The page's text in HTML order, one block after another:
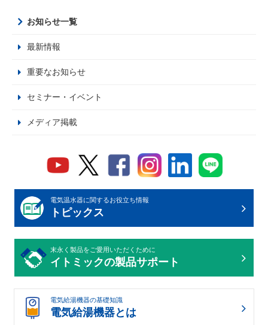
お知らせ一覧
最新情報
重要なお知らせ
セミナー・イベント
メディア掲載
電気温水器に関するお役立ち情報
トピックス
末永く製品をご愛用いただくために
イトミックの製品サポート
電気給湯機器の基礎知識
電気給湯機器とは